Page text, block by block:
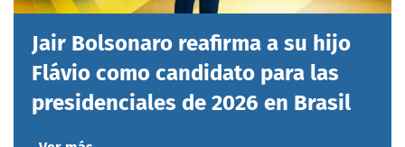
Jair Bolsonaro reafirma a su hijo
Flávio como candidato para las
presidenciales de 2026 en Brasil